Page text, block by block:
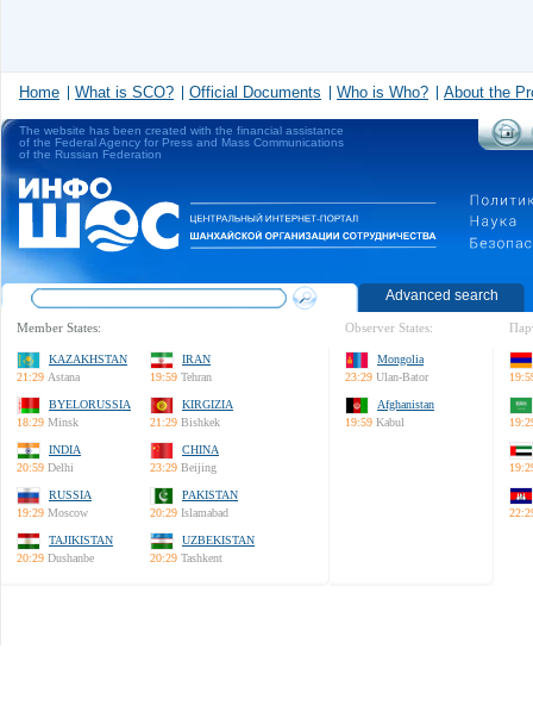
Home What is SCO? Official Documents Who is Who? About the
The website has been created with the financial assistance
of the Federal Agency for Press and Mass Communications
of the Russian Federation
Advanced search
Member States:
KAZAKHSTAN
21:29 Astana
IRAN
19:59 Tehran
BYELORUSSIA
18:29 Minsk
KIRGIZIA
21:29 Bishkek
INDIA
20:59 Delhi
CHINA
23:29 Beijing
RUSSIA
19:29 Moscow
PAKISTAN
20:29 Islamabad
TAJIKISTAN
20:29 Dushanbe
UZBEKISTAN
20:29 Tashkent
Observer States:
Mongolia
23:29 Ulan-Bator
Afghanistan
19:59 Kabul